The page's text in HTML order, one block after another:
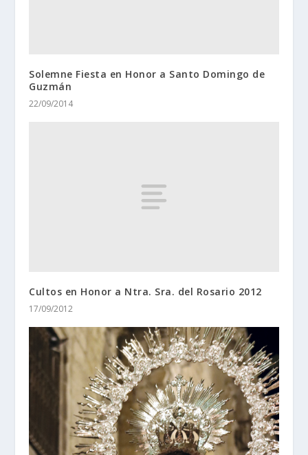
Solemne Fiesta en Honor a Santo Domingo de
Guzmán
22/09/2014
Cultos en Honor a Ntra. Sra. del Rosario 2012
17/09/2012